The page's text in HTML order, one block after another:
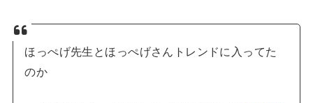
ほっぺげ先生とほっぺげさんトレンドに入ってた
のか